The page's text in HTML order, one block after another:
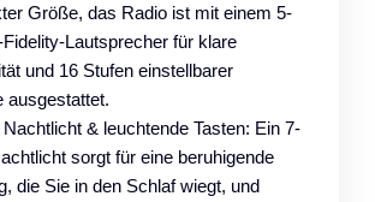
Größe, das Radio ist mit einem 5-
Lautsprecher für klare
und 16 Stufen einstellbarer
ausgestattet.
& leuchtende Tasten: Ein 7-
sorgt für eine beruhigende
die Sie in den Schlaf wiegt, und